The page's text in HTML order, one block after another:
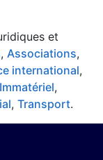
et
, Associations,
international,
Immatériel,
, Transport.